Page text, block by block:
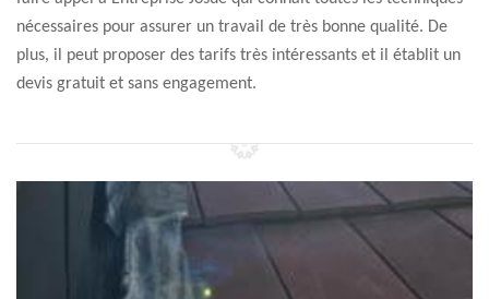
nécessaires pour assurer un travail de très bonne qualité. De
plus, il peut proposer des tarifs très intéressants et il établit un
devis gratuit et sans engagement.